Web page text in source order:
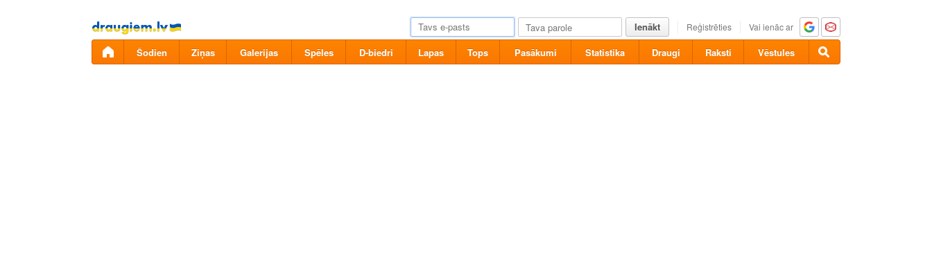
Pāriet
uz
saturu
Ienākt Reģistrēties Vai ienāc ar
Šodien Ziņas Galerijas Spēles D-biedri Lapas Tops Pasākumi Statistika Draugi Raksti Vēstules